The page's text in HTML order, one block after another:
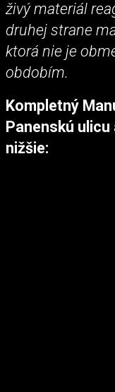
živý materiál
druhej strane
ktorá nie je
obdobím.
Kompletný
Panenskú
nižšie: